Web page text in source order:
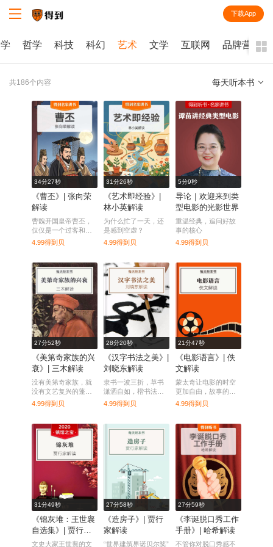
下载App
哲学 科技 科幻 艺术 文学 互联网 品牌营销
共186个内容 每天听本书
全部
课程
每天听本书
34分27秒
《曹丕》| 张向荣
解读
曹魏开国皇帝曹丕，
仅仅是一个过客和配
角吗？
4.99得到贝
31分26秒
《艺术即经验》|
林小英解读
为什么忙了一天，还
是感到空虚？
4.99得到贝
5分9秒
导论｜欢迎来到类
型电影的光影世界
重温经典，追问好故
事的核心
4.99得到贝
27分52秒
《美第奇家族的兴
衰》| 三木解读
没有美第奇家族，就
没有文艺复兴的蓬勃
辉煌，欧洲走出中世
4.99得到贝
28分20秒
《汉字书法之美》|
刘晓东解读
隶书一波三折，草书
潇洒自如，楷书法度
森严，行书行云流
4.99得到贝
21分47秒
《电影语言》| 佚
文解读
蒙太奇让电影的时空
更加自由，故事的节
奏更加明快，可以
4.99得到贝
31分49秒
《锦灰堆：王世襄
自选集》| 贾行家
解读
文史大家王世襄的文
27分58秒
《造房子》| 贾行
家解读
“世界建筑界诺贝尔奖”
27分59秒
《李诞脱口秀工作
手册》| 哈希解读
不管你对脱口秀感不